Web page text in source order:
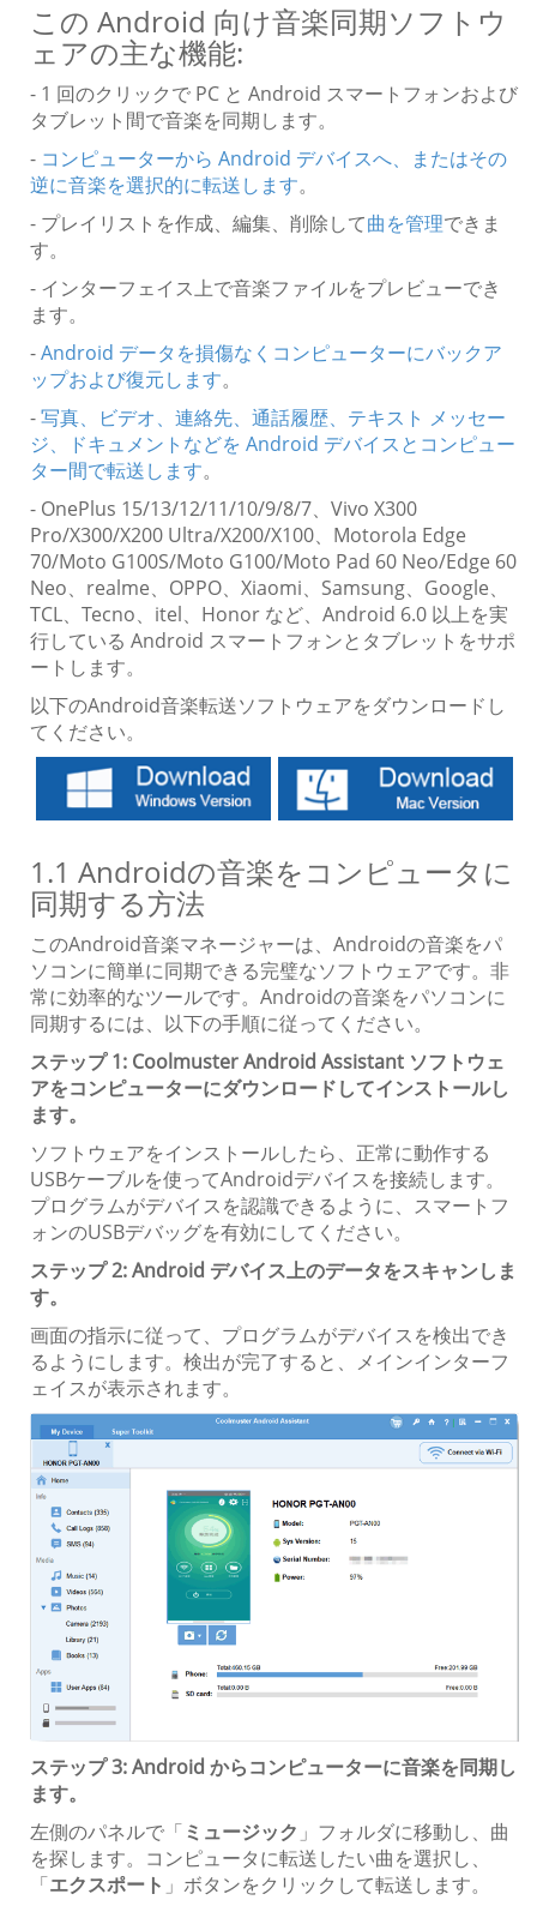
この Android 向け音楽同期ソフトウ
ェアの主な機能:
- 1 回のクリックで PC と Android スマートフォンおよび
タブレット間で音楽を同期します。
- コンピューターから Android デバイスへ、またはその
逆に音楽を選択的に転送します。
- プレイリストを作成、編集、削除して曲を管理できま
す。
- インターフェイス上で音楽ファイルをプレビューでき
ます。
-Android データを損傷なくコンピューターにバックア
ップおよび復元します。
-写真、ビデオ、連絡先、通話履歴、テキスト メッセー
ジ、ドキュメントなどを Android デバイスとコンピュー
ター間で転送します。
- OnePlus 15/13/12/11/10/9/8/7、Vivo X300
Pro/X300/X200 Ultra/X200/X100、Motorola Edge
70/Moto G100S/Moto G100/Moto Pad 60 Neo/Edge 60
Neo、realme、OPPO、Xiaomi、Samsung、Google、
TCL、Tecno、itel、Honor など、Android 6.0 以上を実
行している Android スマートフォンとタブレットをサポ
ートします。
以下のAndroid音楽転送ソフトウェアをダウンロードし
てください。
1.1 Androidの音楽をコンピュータに
同期する方法
このAndroid音楽マネージャーは、Androidの音楽をパ
ソコンに簡単に同期できる完璧なソフトウェアです。非
常に効率的なツールです。Androidの音楽をパソコンに
同期するには、以下の手順に従ってください。
ステップ 1: Coolmuster Android Assistant ソフトウェ
アをコンピューターにダウンロードしてインストールし
ます。
ソフトウェアをインストールしたら、正常に動作する
USB​​ケーブルを使ってAndroidデバイスを接続します。
プログラムがデバイスを認識できるように、スマートフ
ォンのUSBデバッグを有効にしてください。
ステップ 2: Android デバイス上のデータをスキャンしま
す。
画面の指示に従って、プログラムがデバイスを検出でき
るようにします。検出が完了すると、メインインターフ
ェイスが表示されます。
ステップ 3: Android からコンピューターに音楽を同期し
ます。
左側のパネルで「ミュージック 」フォルダに移動し、曲
を探します。コンピュータに転送したい曲を選択し、
「エクスポート 」ボタンをクリックして転送します。